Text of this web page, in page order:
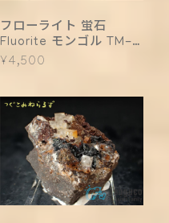
フローライト 蛍石
Fluorite モンゴル TM-
0013
¥4,500